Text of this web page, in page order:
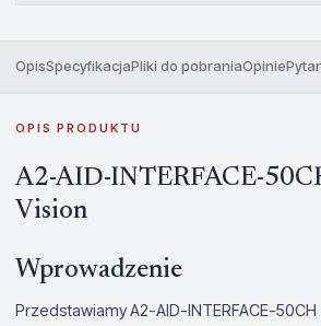
OpisSpecyfikacjaPliki do pobraniaOpinie
OPIS PRODUKTU
A2-AID-INTERFACE-
Vision
Wprowadzenie
Przedstawiamy A2-AID-INTERFACE-